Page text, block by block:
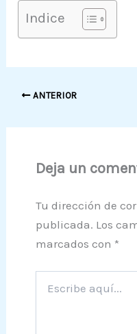
Indice
ANTERIOR
Deja un
Tu dirección de
publicada. Los
marcados con *
aquí...